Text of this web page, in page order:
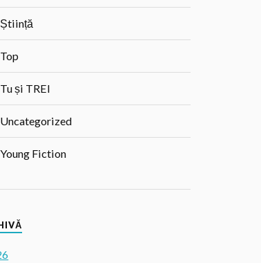
Știință
Top
Tu și TREI
Uncategorized
Young Fiction